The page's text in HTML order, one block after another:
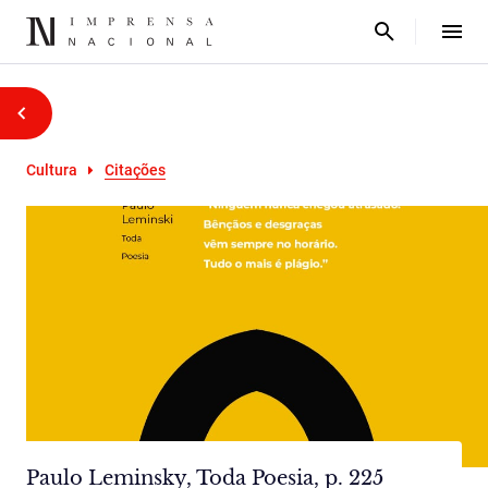
Cultura Citações
Paulo Leminsky, Toda Poesia, p. 225